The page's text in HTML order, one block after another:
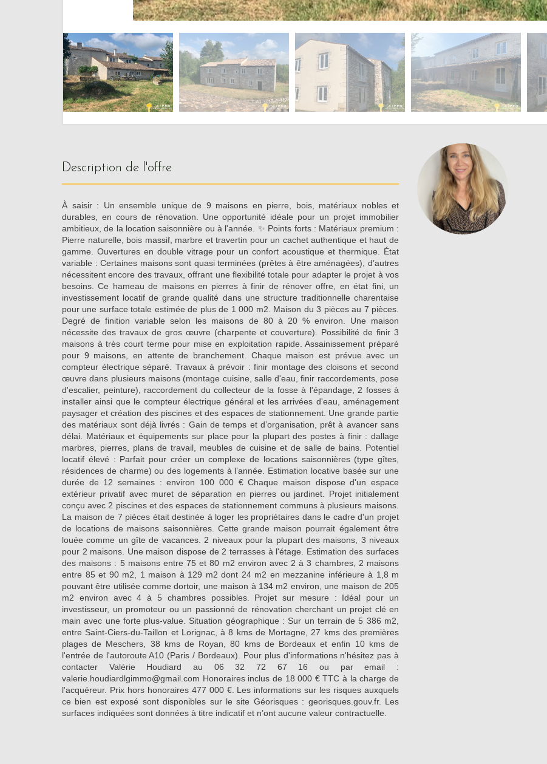
description de l'offre
À saisir : Un ensemble unique de 9 maisons en pierre, bois, matériaux nobles et
durables, en cours de rénovation. Une opportunité idéale pour un projet immobilier
ambitieux, de la location saisonnière ou à l'année. ✨ Points forts : Matériaux premium :
Pierre naturelle, bois massif, marbre et travertin pour un cachet authentique et haut de
gamme. Ouvertures en double vitrage pour un confort acoustique et thermique. État
variable : Certaines maisons sont quasi terminées (prêtes à être aménagées), d’autres
nécessitent encore des travaux, offrant une flexibilité totale pour adapter le projet à vos
besoins. Ce hameau de maisons en pierres à finir de rénover offre, en état fini, un
investissement locatif de grande qualité dans une structure traditionnelle charentaise
pour une surface totale estimée de plus de 1 000 m2. Maison du 3 pièces au 7 pièces.
Degré de finition variable selon les maisons de 80 à 20 % environ. Une maison
nécessite des travaux de gros œuvre (charpente et couverture). Possibilité de finir 3
maisons à très court terme pour mise en exploitation rapide. Assainissement préparé
pour 9 maisons, en attente de branchement. Chaque maison est prévue avec un
compteur électrique séparé. Travaux à prévoir : finir montage des cloisons et second
œuvre dans plusieurs maisons (montage cuisine, salle d'eau, finir raccordements, pose
d'escalier, peinture), raccordement du collecteur de la fosse à l'épandage, 2 fosses à
installer ainsi que le compteur électrique général et les arrivées d'eau, aménagement
paysager et création des piscines et des espaces de stationnement. Une grande partie
des matériaux sont déjà livrés : Gain de temps et d’organisation, prêt à avancer sans
délai. Matériaux et équipements sur place pour la plupart des postes à finir : dallage
marbres, pierres, plans de travail, meubles de cuisine et de salle de bains. Potentiel
locatif élevé : Parfait pour créer un complexe de locations saisonnières (type gîtes,
résidences de charme) ou des logements à l’année. Estimation locative basée sur une
durée de 12 semaines : environ 100 000 € Chaque maison dispose d'un espace
extérieur privatif avec muret de séparation en pierres ou jardinet. Projet initialement
conçu avec 2 piscines et des espaces de stationnement communs à plusieurs maisons.
La maison de 7 pièces était destinée à loger les propriétaires dans le cadre d'un projet
de locations de maisons saisonnières. Cette grande maison pourrait également être
louée comme un gîte de vacances. 2 niveaux pour la plupart des maisons, 3 niveaux
pour 2 maisons. Une maison dispose de 2 terrasses à l'étage. Estimation des surfaces
des maisons : 5 maisons entre 75 et 80 m2 environ avec 2 à 3 chambres, 2 maisons
entre 85 et 90 m2, 1 maison à 129 m2 dont 24 m2 en mezzanine inférieure à 1,8 m
pouvant être utilisée comme dortoir, une maison à 134 m2 environ, une maison de 205
m2 environ avec 4 à 5 chambres possibles. Projet sur mesure : Idéal pour un
investisseur, un promoteur ou un passionné de rénovation cherchant un projet clé en
main avec une forte plus-value. Situation géographique : Sur un terrain de 5 386 m2,
entre Saint-Ciers-du-Taillon et Lorignac, à 8 kms de Mortagne, 27 kms des premières
plages de Meschers, 38 kms de Royan, 80 kms de Bordeaux et enfin 10 kms de
l'entrée de l'autoroute A10 (Paris / Bordeaux). Pour plus d'informations n'hésitez pas à
contacter Valérie Houdiard au 06 32 72 67 16 ou par email :
valerie.houdiardlgimmo@gmail.com Honoraires inclus de 18 000 € TTC à la charge de
l'acquéreur. Prix hors honoraires 477 000 €. Les informations sur les risques auxquels
ce bien est exposé sont disponibles sur le site Géorisques : georisques.gouv.fr. Les
surfaces indiquées sont données à titre indicatif et n’ont aucune valeur contractuelle.